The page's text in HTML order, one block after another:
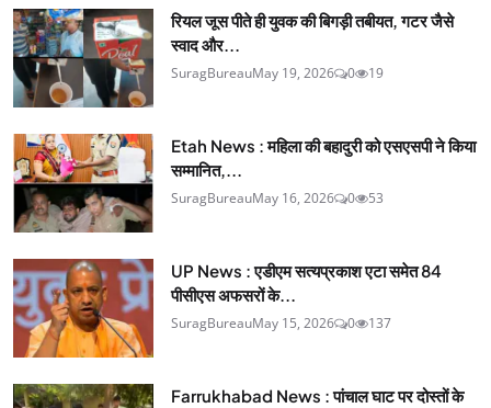
रियल जूस पीते ही युवक की बिगड़ी तबीयत, गटर जैसे
स्वाद और...
SuragBureauMay 19, 2026 0 19
Etah News : महिला की बहादुरी को एसएसपी ने किया
सम्मानित,...
SuragBureauMay 16, 2026 0 53
UP News : एडीएम सत्यप्रकाश एटा समेत 84
पीसीएस अफसरों के...
SuragBureauMay 15, 2026 0 137
Farrukhabad News : पांचाल घाट पर दोस्तों के